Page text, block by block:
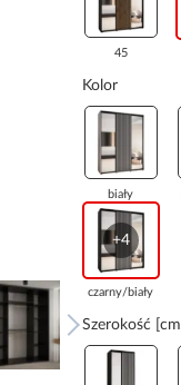
45
Kolor
biały
+4
czarny/biały
Szerokość [cm]